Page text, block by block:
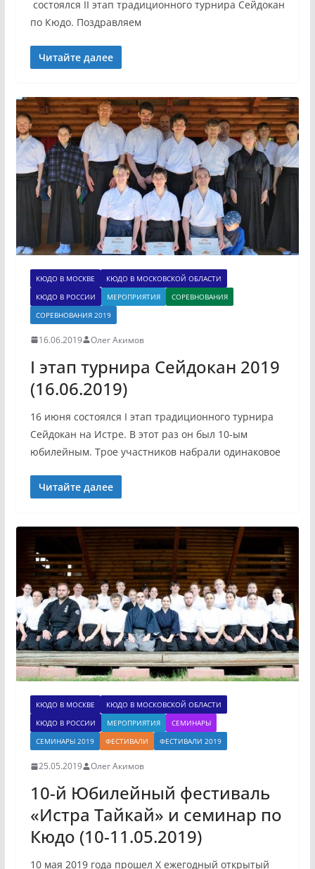
состоялся II этап традиционного турнира Сейдокан
по Кюдо. Поздравляем
Читайте далее
КЮДО В МОСКВЕ
КЮДО В МОСКОВСКОЙ ОБЛАСТИ
КЮДО В РОССИИ
МЕРОПРИЯТИЯ
СОРЕВНОВАНИЯ
СОРЕВНОВАНИЯ 2019
16.06.2019 Олег Акимов
I этап турнира Сейдокан 2019
(16.06.2019)
16 июня состоялся I этап традиционного турнира
Сейдокан на Истре. В этот раз он был 10-ым
юбилейным. Трое участников набрали одинаковое
Читайте далее
КЮДО В МОСКВЕ
КЮДО В МОСКОВСКОЙ ОБЛАСТИ
КЮДО В РОССИИ
МЕРОПРИЯТИЯ
СЕМИНАРЫ
СЕМИНАРЫ 2019
ФЕСТИВАЛИ ФЕСТИВАЛИ 2019
25.05.2019 Олег Акимов
10-й Юбилейный фестиваль
«Истра Тайкай» и семинар по
Кюдо (10-11.05.2019)
10 мая 2019 года прошел X ежегодный открытый